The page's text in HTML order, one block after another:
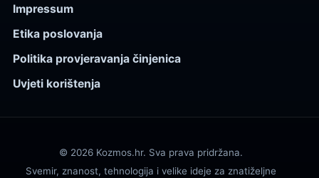
Impressum
Etika poslovanja
Politika provjeravanja činjenica
Uvjeti korištenja
© 2026 Kozmos.hr. Sva prava pridržana.
Svemir, znanost, tehnologija i velike ideje za znatiželjne